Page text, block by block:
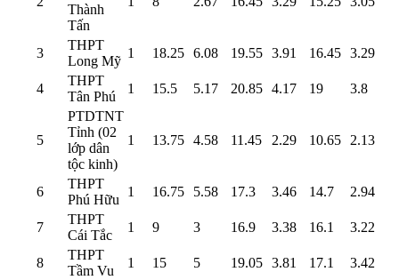
Thành
Tấn
3
THPT
Long Mỹ
1 18.25 6.08 19.55 3.91 16.45 3.29
4
THPT
Tân Phú
1 15.5 5.17 20.85 4.17 19 3.8
5
PTDTNT
Tỉnh (02
lớp dân
tộc kinh)
1 13.75 4.58 11.45 2.29 10.65 2.13
6
THPT
Phú Hữu
1 16.75 5.58 17.3 3.46 14.7 2.94
7
THPT
Cái Tắc
1 9 3 16.9 3.38 16.1 3.22
8
THPT
Tầm Vu
1 15 5 19.05 3.81 17.1 3.42